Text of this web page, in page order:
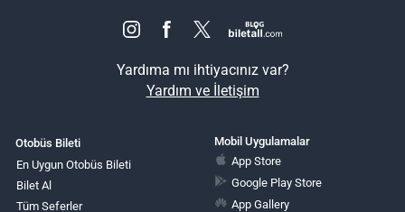
Yardıma mı ihtiyacınız var?
Yardım ve İletişim
Otobüs Bileti
En Uygun Otobüs Bileti
Bilet Al
Tüm Seferler
Mobil Uygulamalar
App Store
Google Play Store
App Gallery